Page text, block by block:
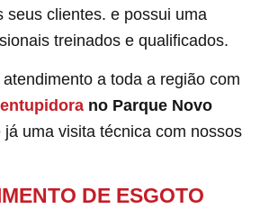
seus clientes. e possui uma
treinados e qualificados.
a toda a região com
no Parque Novo
já uma visita técnica com nossos
DE ESGOTO